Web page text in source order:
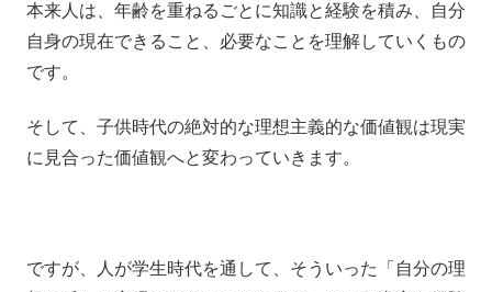
本来人は、年齢を重ねるごとに知識と経験を積み、自分
自身の現在できること、必要なことを理解していくもの
です。
そして、子供時代の絶対的な理想主義的な価値観は現実
に見合った価値観へと変わっていきます。
ですが、人が学生時代を通して、そういった「自分の理